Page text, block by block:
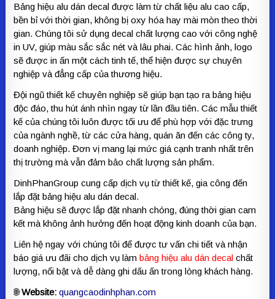
Bảng hiệu alu dán decal được làm từ chất liệu alu cao cấp,
bền bỉ với thời gian, không bị oxy hóa hay mài mòn theo thời
gian. Chúng tôi sử dụng decal chất lượng cao với công nghệ
in UV, giúp màu sắc sắc nét và lâu phai. Các hình ảnh, logo
sẽ được in ấn một cách tinh tế, thể hiện được sự chuyên
nghiệp và đẳng cấp của thương hiệu.
Đội ngũ thiết kế chuyên nghiệp sẽ giúp bạn tạo ra bảng hiệu
độc đáo, thu hút ánh nhìn ngay từ lần đầu tiên. Các mẫu thiết
kế của chúng tôi luôn được tối ưu để phù hợp với đặc trưng
của ngành nghề, từ các cửa hàng, quán ăn đến các công ty,
doanh nghiệp. Đơn vị mang lại mức giá cạnh tranh nhất trên
thị trường mà vẫn đảm bảo chất lượng sản phẩm.
DinhPhanGroup cung cấp dịch vụ từ thiết kế, gia công đến
lắp đặt bảng hiệu alu dán decal.
Bảng hiệu sẽ được lắp đặt nhanh chóng, đúng thời gian cam
kết mà không ảnh hưởng đến hoạt động kinh doanh của bạn.
Liên hệ ngay với chúng tôi để được tư vấn chi tiết và nhận
báo giá ưu đãi cho dịch vụ làmbảng hiệu alu dán decal chất
lượng, nổi bật và dễ dàng ghi dấu ấn trong lòng khách hàng.
🌐Website: quangcaodinhphan.com